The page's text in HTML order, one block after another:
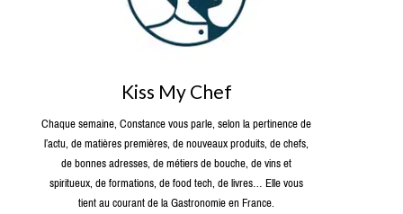
Kiss My Chef
Chaque semaine, Constance vous parle, selon la pertinence de
l’actu, de matières premières, de nouveaux produits, de chefs,
de bonnes adresses, de métiers de bouche, de vins et
spiritueux, de formations, de food tech, de livres… Elle vous
tient au courant de la Gastronomie en France.